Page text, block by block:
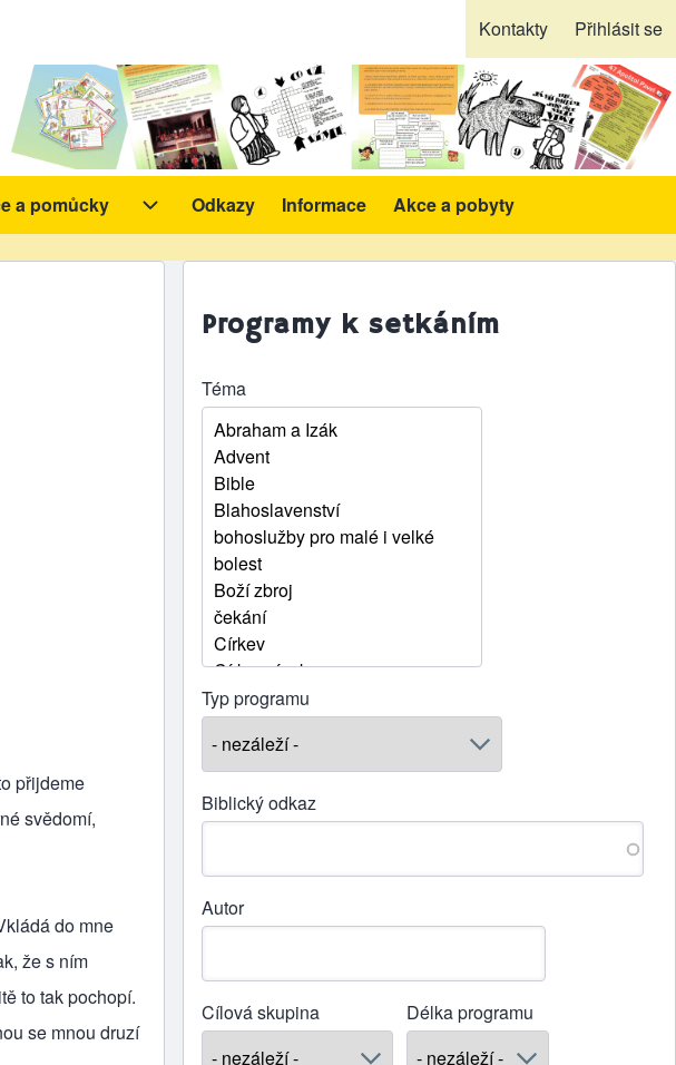
Kontakty Přihlásit se
navigation
a pomůcky
Publikace a pomůcky sub-navigation
Odkazy Informace Akce a pobyty
přijdeme
svědomí,
do mne
že s ním
to tak pochopí.
se mnou druzí
Programy k setkáním
Téma
Typ programu
Biblický odkaz
Autor
Cílová skupina Délka programu